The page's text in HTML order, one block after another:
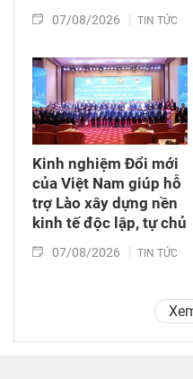
07/08/2026 TIN TỨC
Kinh nghiệm Đổi mới
của Việt Nam giúp hỗ
trợ Lào xây dựng nền
kinh tế độc lập, tự chủ
07/08/2026 TIN TỨC